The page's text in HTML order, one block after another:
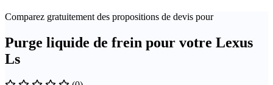
Comparez gratuitement des propositions de devis pour
Purge liquide de frein pour votre Lexus
Ls